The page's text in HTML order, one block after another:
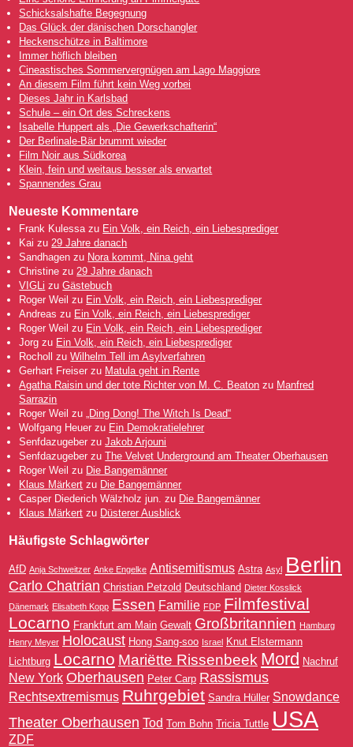
Schicksalshafte Begegnung
Das Glück der dänischen Dorschangler
Heckenschütze in Baltimore
Immer höflich bleiben
Cineastisches Sommervergnügen am Lago Maggiore
An diesem Film führt kein Weg vorbei
Dieses Jahr in Karlsbad
Schule – ein Ort des Schreckens
Isabelle Huppert als „Die Gewerkschafterin“
Der Berlinale-Bär brummt wieder
Film Noir aus Südkorea
Klein, fein und weitaus besser als erwartet
Spannendes Grau
Neueste Kommentare
Frank Kulessa zu Ein Volk, ein Reich, ein Liebesprediger
Kai zu 29 Jahre danach
Sandhagen zu Nora kommt, Nina geht
Christine zu 29 Jahre danach
VIGLi zuGästebuch
Roger Weil zu Ein Volk, ein Reich, ein Liebesprediger
Andreas zu Ein Volk, ein Reich, ein Liebesprediger
Roger Weil zu Ein Volk, ein Reich, ein Liebesprediger
Jorg zu Ein Volk, ein Reich, ein Liebesprediger
Rocholl
zuWilhelm Tell im Asylverfahren
Gerhart Freiser zu Matula geht in Rente
Agatha Raisin und der tote Richter von M. C. Beaton zu Manfred
Sarrazin
Roger Weil zu
„Ding Dong! The Witch Is Dead“
Wolfgang Heuer zu Ein Demokratielehrer
Senfdazugeber zuJakob Arjouni
Senfdazugeber zuThe Velvet Underground am Theater Oberhausen
Roger Weil zu Die Bangemänner
Klaus Märkert zu Die Bangemänner
Casper Diederich Wälzholz jun. zu Die Bangemänner
Klaus Märkert zu Düsterer Ausblick
Häufigste Schlagwörter
AfD Anja Schweitzer Anke Engelke Antisemitismus Astra Asyl Berlin
Carlo Chatrian Christian Petzold Deutschland Dieter Kosslick
Dänemark Elisabeth Kopp Essen Familie FDP Filmfestival
Locarno Frankfurt am Main Gewalt Großbritannien Hamburg
Henry Meyer Holocaust Hong Sang-soo Israel Knut Elstermann
Lichtburg Locarno Mariëtte Rissenbeek Mord Nachruf
New York Oberhausen Peter Carp Rassismus
Rechtsextremismus Ruhrgebiet Sandra Hüller Snowdance
Theater Oberhausen Tod Tom Bohn Tricia Tuttle USA
ZDF